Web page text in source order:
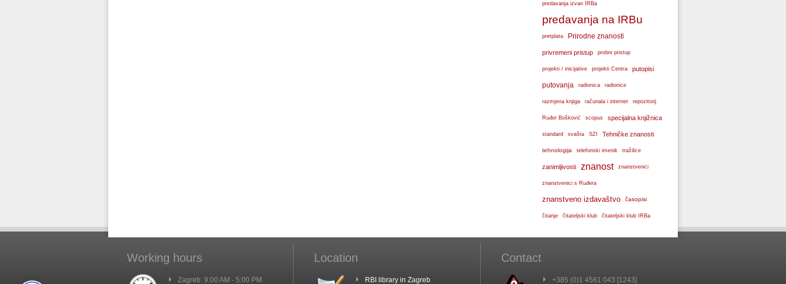
predavanja izvan IRBa
predavanja na IRBu
pretplata Prirodne znanosti
privremeni pristup probni pristup
projekti / inicijative projekti Centra putopisi
putovanja radionica radionice
razmjena knjiga računala i internet repozitorij
Ruđer Bošković scopus specijalna knjižnica
standard svašta SZI Tehničke znanosti
tehnologija telefonski imenik tražilice
zanimljivosti znanost znanstvenici
znanstvenici s Ruđera
znanstveno izdavaštvo časopisi
čitanje čitateljski klub čitateljski klub IRBa
Working hours
Zagreb: 9:00 AM - 5:00 PM
Location
RBI library in Zagreb
Contact
+385 (0)1 4561 043 [1243]